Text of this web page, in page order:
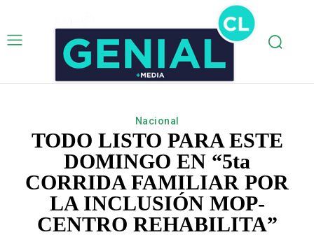
Nacional
TODO LISTO PARA ESTE
DOMINGO EN “5ta
CORRIDA FAMILIAR POR
LA INCLUSIÓN MOP-
CENTRO REHABILITA”